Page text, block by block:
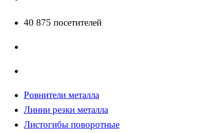
40 875 посетителей
Ровнители металла
Линии резки металла
Листогибы поворотные